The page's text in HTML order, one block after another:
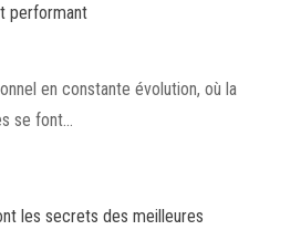
performant
en constante évolution, où la
se font…
les secrets des meilleures